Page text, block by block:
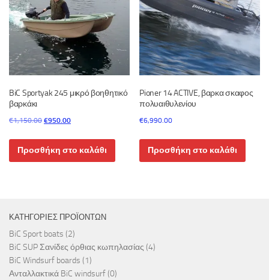
BiC Sportyak 245 μικρό βοηθητικό
βαρκάκι
€1,150.00 Original
was:
€950.00Η
Προσθήκη στο καλάθι
Pioner 14 ACTIVE, βαρκα σκαφος
πολυαιθυλενίου
€6,990.00
Προσθήκη στο καλάθι
ΚΑΤΗΓΟΡΊΕΣ ΠΡΟΪΌΝΤΩΝ
BiC Sport boats (2)
BiC SUP Σανίδες όρθιας κωπηλασίας (4)
BiC Windsurf boards (1)
Ανταλλακτικά BiC windsurf(0)